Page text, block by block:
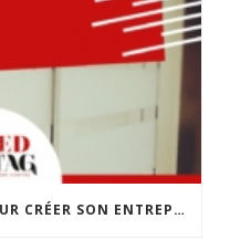
LES 10 ERREURS À ÉVITER POUR CRÉER SON ENTREPRISE